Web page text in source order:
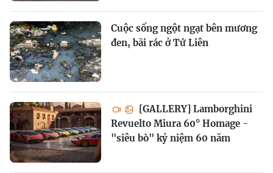
Cuộc sống ngột ngạt bên mương
đen, bãi rác ở Tứ Liên
[GALLERY] Lamborghini
Revuelto Miura 60° Homage -
"siêu bò" kỷ niệm 60 năm